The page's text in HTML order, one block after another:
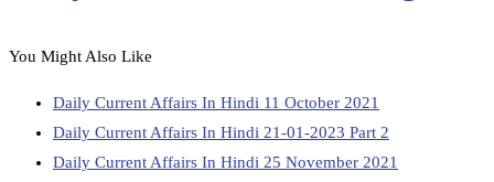
You Might Also Like
Daily Current Affairs In Hindi 11 October 2021
Daily Current Affairs In Hindi 21-01-2023 Part 2
Daily Current Affairs In Hindi 25 November 2021